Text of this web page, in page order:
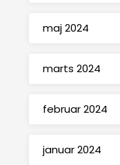
maj 2024
marts 2024
februar 2024
januar 2024